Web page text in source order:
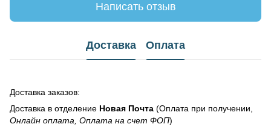
Написать отзыв
Доставка Оплата
Доставка заказов:
Доставка в отделение Новая Почта (Оплата при получении,
Онлайн оплата, Оплата на счет ФОП)